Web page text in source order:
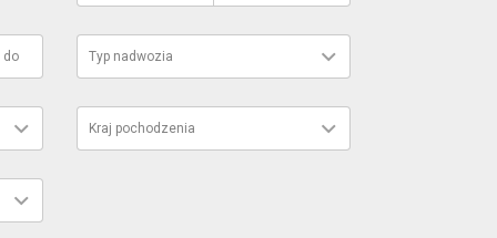
do Typ nadwozia
Kraj pochodzenia